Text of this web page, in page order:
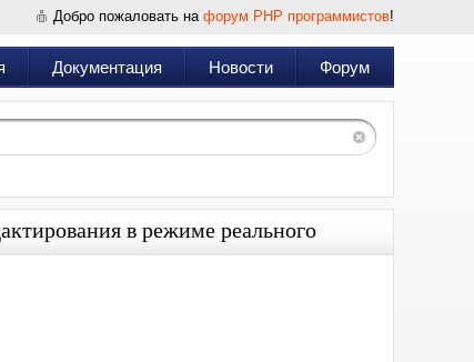
Добро пожаловать на форум PHP программистов!
Документация Новости Форум
в режиме реального